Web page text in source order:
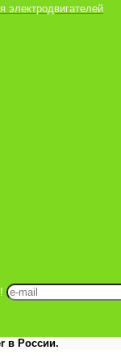
электродвигателей
в России.